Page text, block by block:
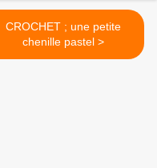
CROCHET ; une petite
chenille pastel >